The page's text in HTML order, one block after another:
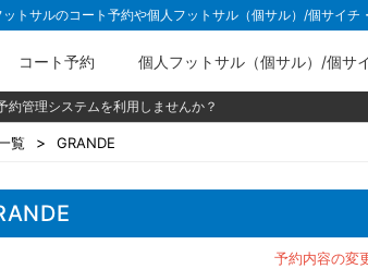
トサルのコート予約や個人フットサル（個サル）/個サイチ
コート予約 個人フットサル（個サル）/個サ
約管理システムを利用しませんか？
覧 GRANDE
予約内容の変